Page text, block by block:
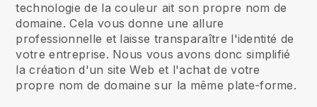
technologie de la couleur ait son propre nom de
domaine. Cela vous donne une allure
professionnelle et laisse transparaître l'identité de
votre entreprise. Nous vous avons donc simplifié
la création d'un site Web et l'achat de votre
propre nom de domaine sur la même plate-forme.